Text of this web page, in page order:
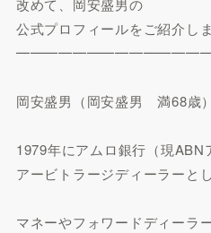
改めて、岡安盛男の
公式プロフィールをご紹介しま
岡安盛男（岡安盛男 満68歳）
1979年にアムロ銀行（現ABN
アービトラージディーラーと
マネーやフォワードディーラ